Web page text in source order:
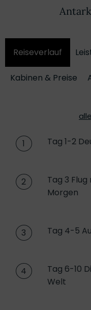
Reiseverlauf
Kabinen & Preise
1 Tag 1-2
2
Tag 3
Morgen
3 Tag 4-5
4
Tag 6-10
Welt